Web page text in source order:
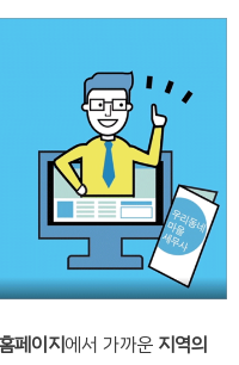
페이지에서 가까운 지역의